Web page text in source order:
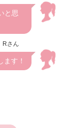
と思
Rさん
ます！